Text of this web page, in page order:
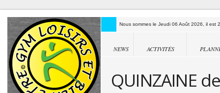
Nous sommes le Jeudi 06 Août 2026, il
NEWS ACTIVITÉS
QUINZAINE